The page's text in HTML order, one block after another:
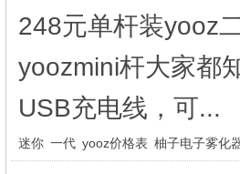
248元单杆装yooz
yoozmini杆大家都
USB充电线，可...
迷你 一代 yooz价格表 柚子电子雾化